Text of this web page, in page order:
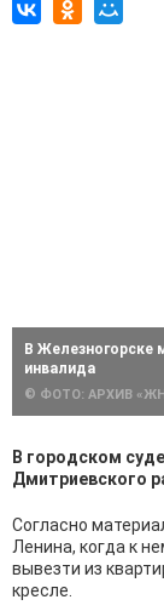
В Железногорске
инвалида
© ФОТО: АРХИВ
В городском
Дмитриевского
Согласно
Ленина, когда к
вывезти из
кресле.